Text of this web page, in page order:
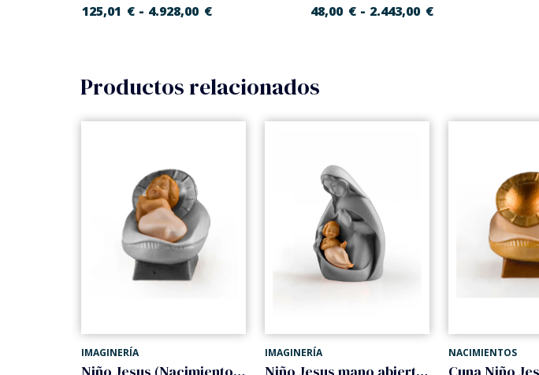
125,01 €- 4.928,00 € 48,00 €- 2.443,00 €
Productos relacionados
IMAGINERÍA IMAGINERÍA NACIMIENTOS